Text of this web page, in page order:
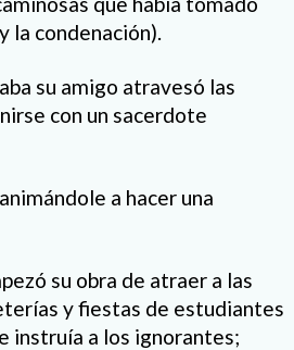
la condenación).
su amigo atravesó las
con un sacerdote
a hacer una
su obra de atraer a las
y fiestas de estudiantes
instruía a los ignorantes;